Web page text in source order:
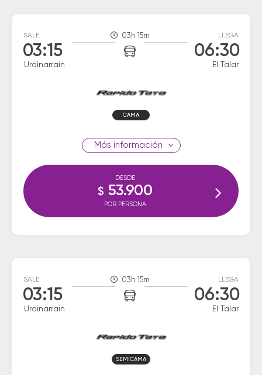
SALE
03:15
Urdinarrain
03h 15m LLEGA
06:30
El Talar
CAMA
información
DESDE
$ 53.900
POR PERSONA
SALE
03:15
Urdinarrain
03h 15m LLEGA
06:30
El Talar
SEMICAMA